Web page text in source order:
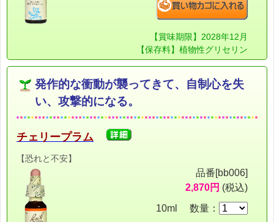
【賞味期限】2028年12月
【保存料】植物性グリセリン
発作的な衝動が襲ってきて、自制心を失
い、攻撃的になる。
チェリープラム
【恐れと不安】
品番[bb006]
2,870円 (税込)
10ml 数量：